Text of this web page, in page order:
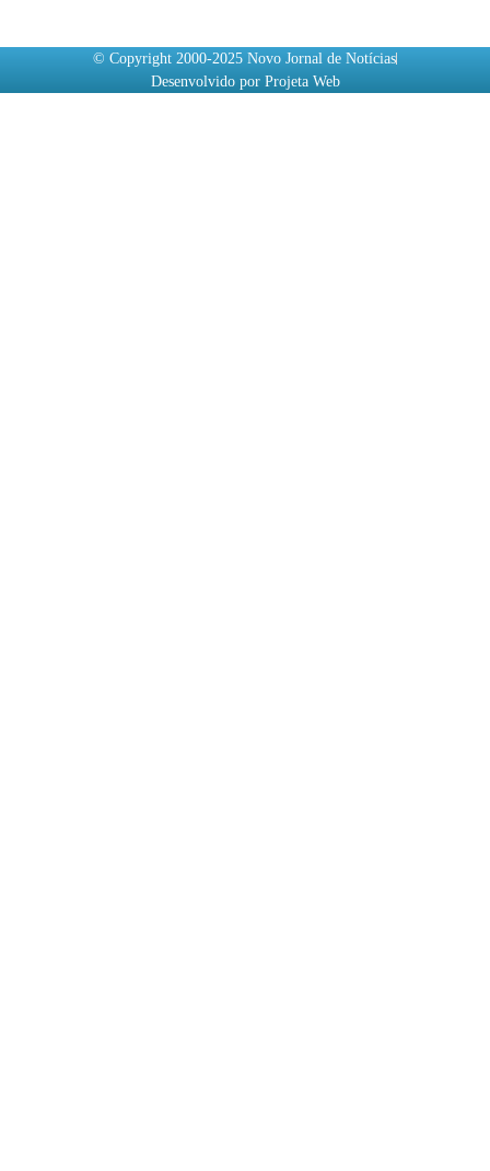
© Copyright 2000-2025 Novo Jornal de Notícias
Desenvolvido por Projeta Web